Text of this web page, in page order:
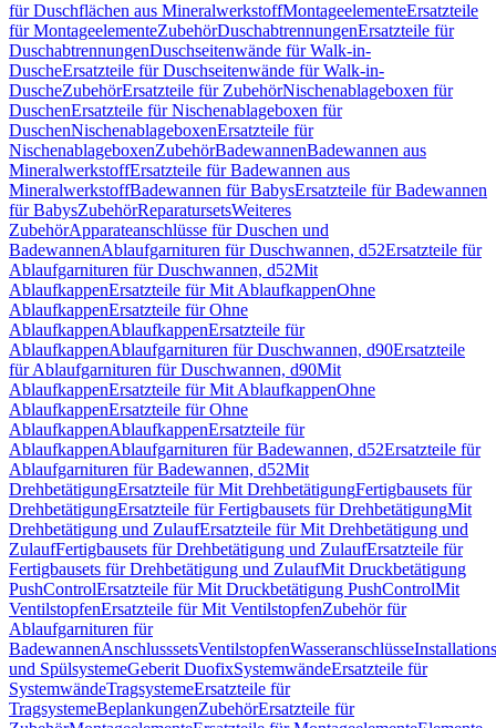
für Duschflächen aus MineralwerkstoffMontageelementeErsatzteile
für MontageelementeZubehörDuschabtrennungenErsatzteile für
DuschabtrennungenDuschseitenwände für Walk-in-
DuscheErsatzteile für Duschseitenwände für Walk-in-
DuscheZubehörErsatzteile für ZubehörNischenablageboxen für
DuschenErsatzteile für Nischenablageboxen für
DuschenNischenablageboxenErsatzteile für
NischenablageboxenZubehörBadewannenBadewannen aus
MineralwerkstoffErsatzteile für Badewannen aus
MineralwerkstoffBadewannen für BabysErsatzteile für Badewannen
für BabysZubehörReparatursetsWeiteres
ZubehörApparateanschlüsse für Duschen und
BadewannenAblaufgarnituren für Duschwannen, d52Ersatzteile für
Ablaufgarnituren für Duschwannen, d52Mit
AblaufkappenErsatzteile für Mit AblaufkappenOhne
AblaufkappenErsatzteile für Ohne
AblaufkappenAblaufkappenErsatzteile für
AblaufkappenAblaufgarnituren für Duschwannen, d90Ersatzteile
für Ablaufgarnituren für Duschwannen, d90Mit
AblaufkappenErsatzteile für Mit AblaufkappenOhne
AblaufkappenErsatzteile für Ohne
AblaufkappenAblaufkappenErsatzteile für
AblaufkappenAblaufgarnituren für Badewannen, d52Ersatzteile für
Ablaufgarnituren für Badewannen, d52Mit
DrehbetätigungErsatzteile für Mit DrehbetätigungFertigbausets für
DrehbetätigungErsatzteile für Fertigbausets für DrehbetätigungMit
Drehbetätigung und ZulaufErsatzteile für Mit Drehbetätigung und
ZulaufFertigbausets für Drehbetätigung und ZulaufErsatzteile für
Fertigbausets für Drehbetätigung und ZulaufMit Druckbetätigung
PushControlErsatzteile für Mit Druckbetätigung PushControlMit
VentilstopfenErsatzteile für Mit VentilstopfenZubehör für
Ablaufgarnituren für
BadewannenAnschlusssetsVentilstopfenWasseranschlüsse
und SpülsystemeGeberit DuofixSystemwändeErsatzteile für
SystemwändeTragsystemeErsatzteile für
TragsystemeBeplankungenZubehörErsatzteile für